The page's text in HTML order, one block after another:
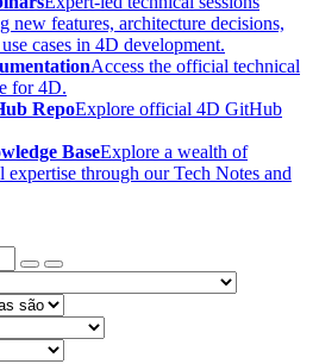
new features, architecture decisions,
cases in 4D development.
Access the official technical
for 4D.
RepoExplore official 4D GitHub
BaseExplore a wealth of
expertise through our Tech Notes and